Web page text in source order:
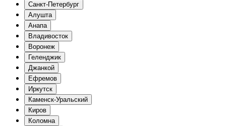
Санкт-Петербург
Алушта
Анапа
Владивосток
Воронеж
Геленджик
Джанкой
Ефремов
Иркутск
Каменск-Уральский
Киров
Коломна